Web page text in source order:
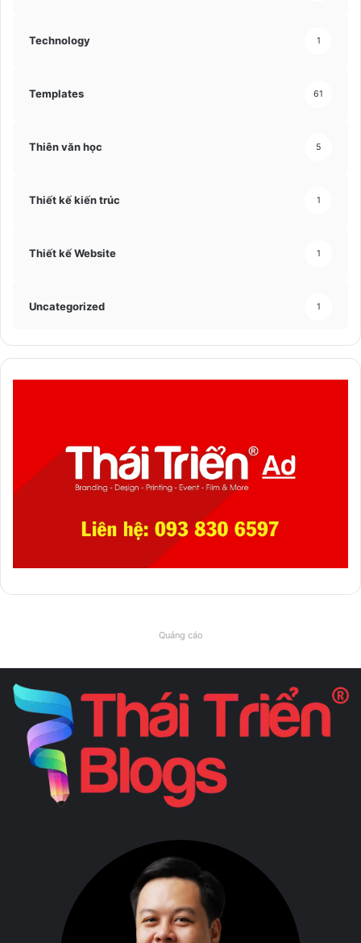
Technology 1
Templates 61
Thiên văn học 5
Thiết kế kiến trúc 1
Thiết kế Website 1
Uncategorized 1
Quảng cáo